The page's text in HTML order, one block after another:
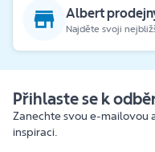
Albert
Najděte svoji
Přihlaste se k
Zanechte svou e-mailovou
inspiraci.